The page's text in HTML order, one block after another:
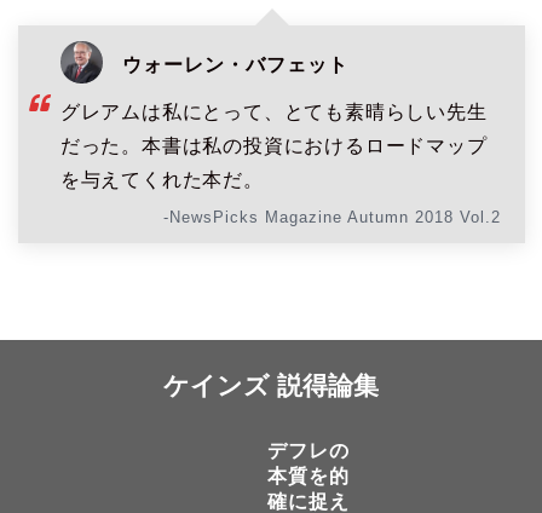
ウォーレン・バフェット
グレアムは私にとって、とても素晴らしい先生
だった。本書は私の投資におけるロードマップ
を与えてくれた本だ。
-NewsPicks Magazine Autumn 2018 Vol.2
ケインズ 説得論集
デフレの
本質を的
確に捉え